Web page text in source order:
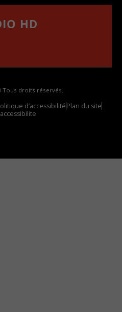
HD
Tous droits réservés.
d’accessibilitéPlan du site